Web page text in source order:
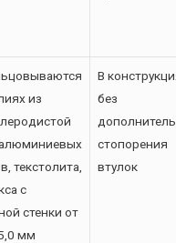
из
текстолита,
с
стенки от
мм
В
без
стопорения
втулок